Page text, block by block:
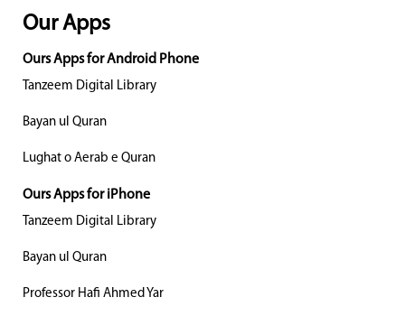
Our Apps
Ours Apps for Android Phone
Tanzeem Digital Library
Bayan ul Quran
Lughat o Aerab e Quran
Ours Apps for iPhone
Tanzeem Digital Library
Bayan ul Quran
Professor Hafi Ahmed Yar